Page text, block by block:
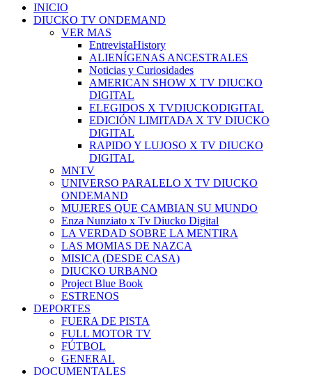
INICIO
DIUCKO TV ONDEMAND
VER MAS
EntrevistaHistory
ALIENÍGENAS ANCESTRALES
Noticias y Curiosidades
AMERICAN SHOW X TV DIUCKO
DIGITAL
ELEGIDOS X TVDIUCKODIGITAL
EDICIÓN LIMITADA X TV DIUCKO
DIGITAL
RAPIDO Y LUJOSO X TV DIUCKO
DIGITAL
MNTV
UNIVERSO PARALELO X TV DIUCKO
ONDEMAND
MUJERES QUE CAMBIAN SU MUNDO
Enza Nunziato x Tv Diucko Digital
LA VERDAD SOBRE LA MENTIRA
LAS MOMIAS DE NAZCA
MISICA (DESDE CASA)
DIUCKO URBANO
Project Blue Book
ESTRENOS
DEPORTES
FUERA DE PISTA
FULL MOTOR TV
FÚTBOL
GENERAL
DOCUMENTALES